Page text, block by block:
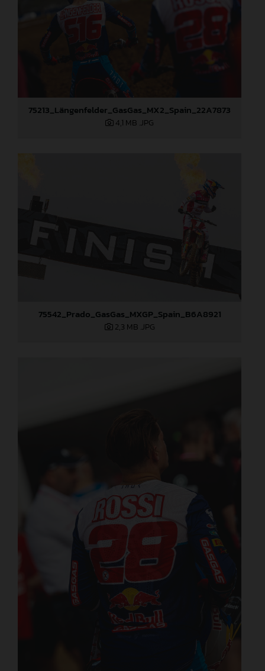
75213_Längenfelder_GasGas_MX2_Spain_22A7873
4,1 MB .JPG
75542_Prado_GasGas_MXGP_Spain_B6A8921
2,3 MB .JPG